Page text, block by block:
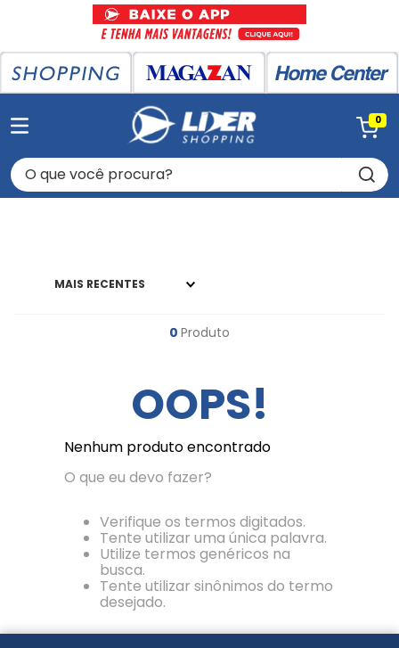
0
O que você procura?
MAIS RECENTES
0 Produto
OOPS!
Nenhum produto encontrado
O que eu devo fazer?
Verifique os termos digitados.
Tente utilizar uma única palavra.
Utilize termos genéricos na
busca.
Tente utilizar sinônimos do termo
desejado.